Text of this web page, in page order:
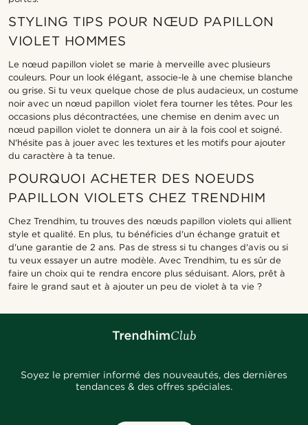
STYLING TIPS POUR NŒUD PAPILLON
VIOLET HOMMES
Le nœud papillon violet se marie à merveille avec plusieurs
couleurs. Pour un look élégant, associe-le à une chemise blanche
ou grise. Si tu veux quelque chose de plus audacieux, un costume
noir avec un nœud papillon violet fera tourner les têtes. Pour les
occasions plus décontractées, une chemise en denim avec un
nœud papillon violet te donnera un air à la fois cool et soigné.
N'hésite pas à jouer avec les textures et les motifs pour ajouter
du caractère à ta tenue.
POURQUOI ACHETER DES NOEUDS
PAPILLON VIOLETS CHEZ TRENDHIM
Chez Trendhim, tu trouves des nœuds papillon violets qui allient
style et qualité. En plus, tu bénéficies d'un échange gratuit et
d'une garantie de 2 ans. Pas de stress si tu changes d'avis ou si
tu veux essayer un autre modèle. Avec Trendhim, tu es sûr de
faire un choix qui te rendra encore plus séduisant. Alors, prêt à
faire le grand saut et à ajouter un peu de violet à ta vie ?
Soyez le premier informé des nouveautés, des dernières
tendances & des offres spéciales.